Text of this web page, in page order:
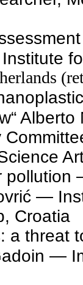
pollution
—
Croatia
a threat
—